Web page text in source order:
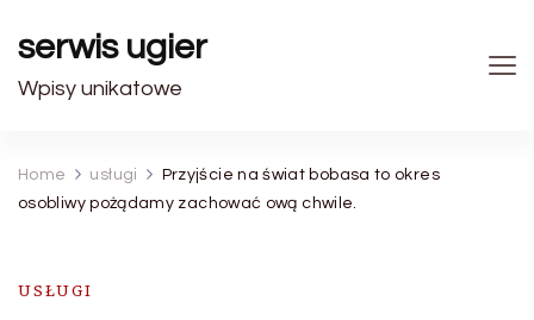
serwis ugier
Wpisy unikatowe
Home usługi
Przyjście na świat bobasa to okres
osobliwy pożądamy zachować ową chwile.
USŁUGI